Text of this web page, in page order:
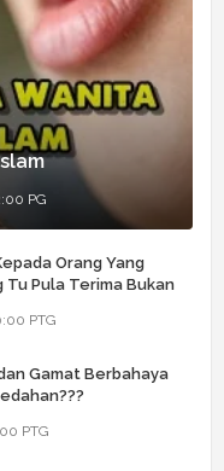
PG
Orang Yang
Tu Pula Terima Bukan
PTG
Gamat Berbahaya
PTG